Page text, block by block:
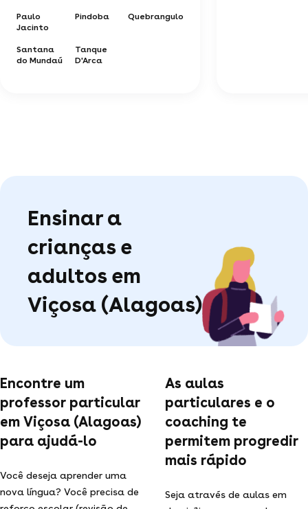
Paulo
Jacinto
Pindoba Quebrangulo
Santana
do Mundaú
Tanque
D'Arca
Ensinar a
crianças e
adultos em
Viçosa (Alagoas)
Encontre um
professor particular
em Viçosa (Alagoas)
para ajudá-lo
Você deseja aprender uma
nova língua? Você precisa de
As aulas
particulares e o
coaching te
permitem progredir
mais rápido
Seja através de aulas em